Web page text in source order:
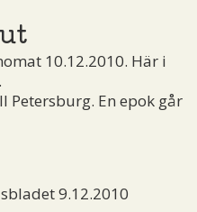
10.12.2010. Här i
Petersburg. En epok går
9.12.2010